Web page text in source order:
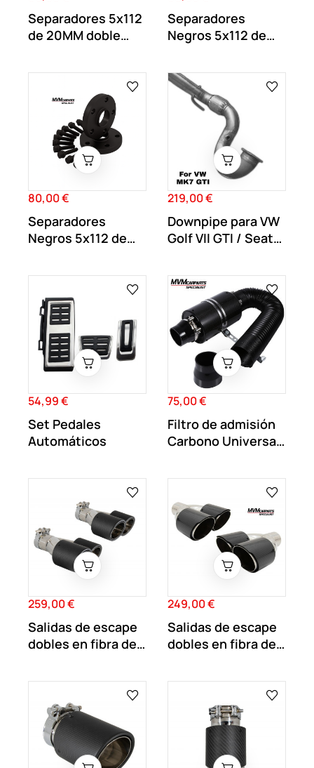
Separadores 5x112
de 20MM doble
Separadores
Negros 5x112 de
centraje...
Precio
80,00 €
Separadores
Negros 5x112 de
centraje...
Precio
219,00 €
Downpipe para VW
Golf VII GTI / Seat
Precio
54,99 €
Set Pedales
Automáticos
Precio
75,00 €
Filtro de admisión
Carbono Universal
Precio
259,00 €
Salidas de escape
dobles en fibra de
Precio
249,00 €
Salidas de escape
dobles en fibra de